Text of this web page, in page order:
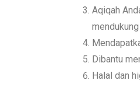
Aqiqah
Dibantu
Halal dan